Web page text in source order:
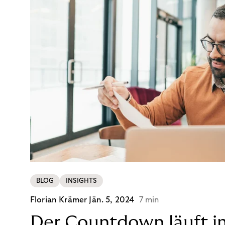
BLOG INSIGHTS
Florian Krämer Jän. 5, 2024 7 min